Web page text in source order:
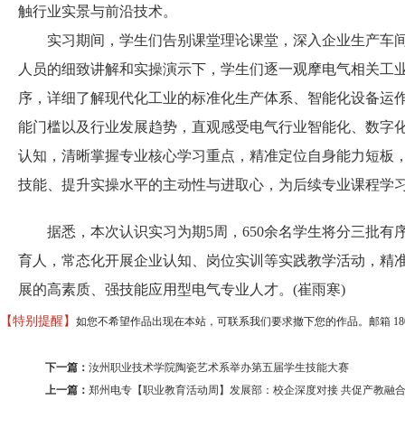
触行业实景与前沿技术。
实习期间，学生们告别课堂理论课堂，深入企业生产车
人员的细致讲解和实操演示下，学生们逐一观摩电气相关
序，详细了解现代化工业的标准化生产体系、智能化设备
能门槛以及行业发展趋势，直观感受电气行业智能化、数
认知，清晰掌握专业核心学习重点，精准定位自身能力短
技能、提升实操水平的主动性与进取心，为后续专业课程学
据悉，本次认识实习为期5周，650余名学生将分三批有
育人，常态化开展企业认知、岗位实训等实践教学活动，
展的高素质、强技能应用型电气专业人才。(崔雨寒)
【特别提醒】 如您不希望作品出现在本站，可联系我们要求撤下您的作品。邮箱
下一篇： 汝州职业技术学院陶瓷艺术系举办第五届学生技能大赛
上一篇： 郑州电专【职业教育活动周】发展部：校企深度对接 共促产教融合